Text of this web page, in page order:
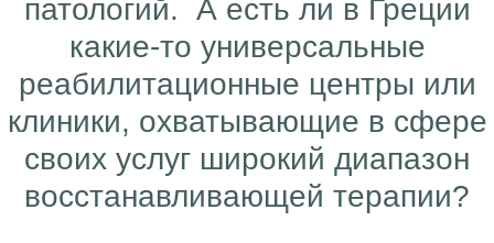
патологий. А есть ли в Греции
какие-то универсальные
реабилитационные центры или
клиники, охватывающие в сфере
своих услуг широкий диапазон
восстанавливающей терапии?